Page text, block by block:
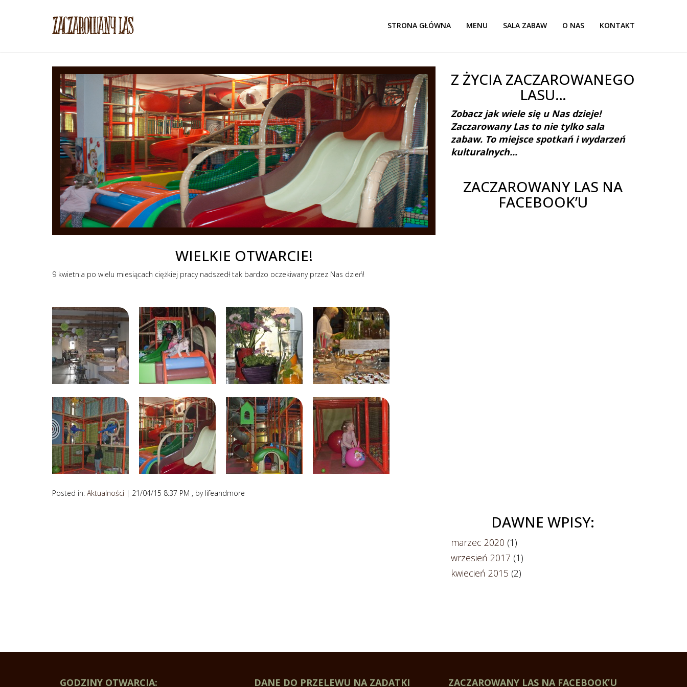
STRONA GŁÓWNA MENU SALA ZABAW O NAS KONTAKT
WIELKIE OTWARCIE!
9 kwietnia po wielu miesiącach ciężkiej pracy nadszedł tak bardzo oczekiwany przez Nas dzień!
Posted in: Aktualności | 21/04/15 8:37 PM , by lifeandmore
Z ŻYCIA ZACZAROWANEGO
LASU…
Zobacz jak wiele się u Nas dzieje!
Zaczarowany Las to nie tylko sala
zabaw. To miejsce spotkań i wydarzeń
kulturalnych...
ZACZAROWANY LAS NA
FACEBOOK’U
DAWNE WPISY:
marzec 2020 (1)
wrzesień 2017 (1)
kwiecień 2015 (2)
GODZINY OTWARCIA: DANE DO PRZELEWU NA ZADATKI ZACZAROWANY LAS NA FACEBOOK’U